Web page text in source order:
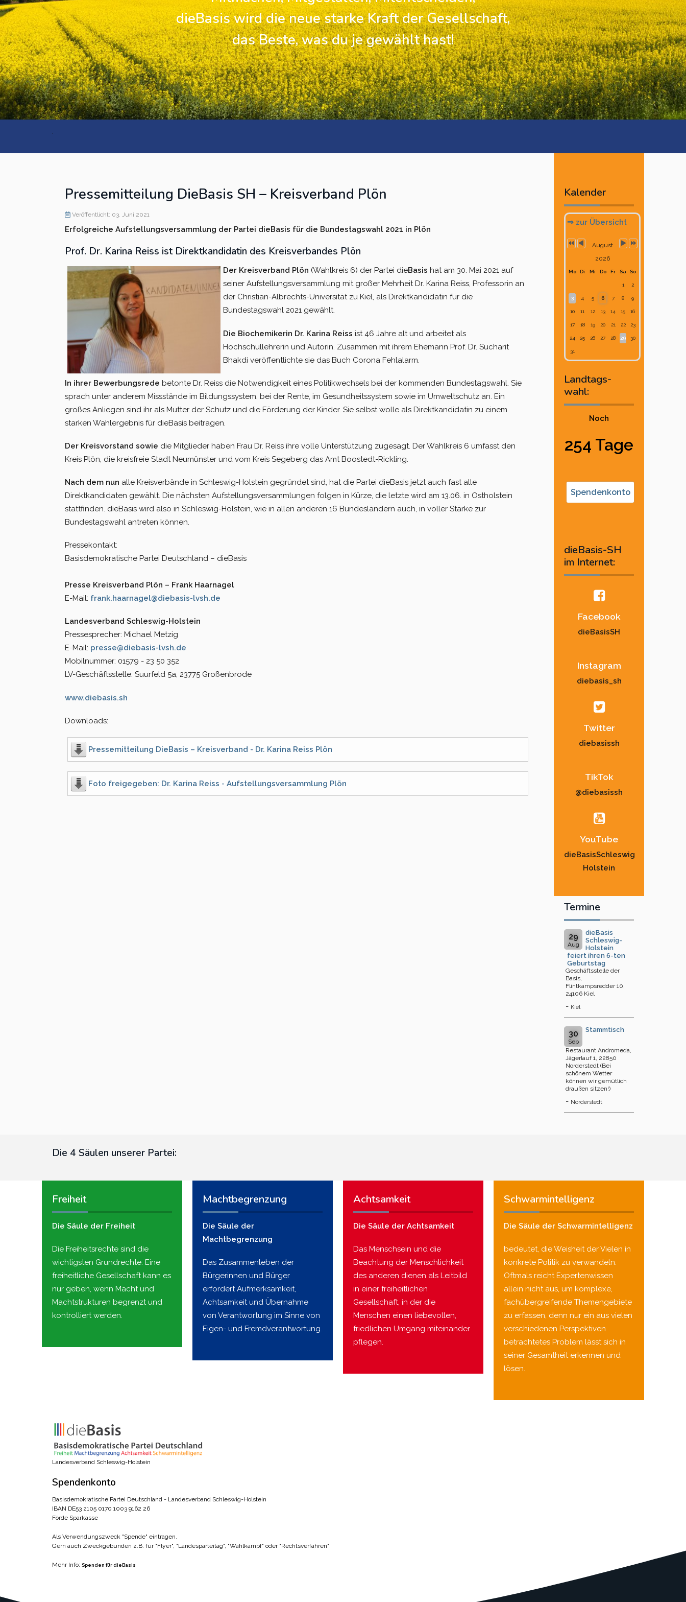
dieBasis wird die neue starke Kraft der Gesellschaft,
das Beste, was du je gewählt hast!
.
Kalender
⇒ zur Übersicht
August
2026
Mo Di Mi Do Fr Sa So
1 2
3 4 5 6 7 8 9
10 11 12 13 14 15 16
17 18 19 20 21 22 23
24 25 26 27 28 29 30
31
Landtags-
wahl:
Noch
254 Tage
Spendenkonto
dieBasis-SH
im Internet:
Facebook
dieBasisSH
Instagram
diebasis_sh
Twitter
diebasissh
TikTok
@diebasissh
YouTube
dieBasisSchleswig
Holstein
Termine
29
Aug
dieBasis
Schleswig-
Holstein
feiert ihren 6-ten
Geburtstag
Geschäftsstelle der
Basis,
Flintkampsredder 10,
24106 Kiel
- Kiel
30
Sep
Stammtisch
Restaurant Andromeda,
Jägerlauf 1, 22850
Norderstedt (Bei
schönem Wetter
können wir gemütlich
draußen sitzen!)
- Norderstedt
Pressemitteilung DieBasis SH – Kreisverband Plön
Veröffentlicht: 03. Juni 2021
Erfolgreiche Aufstellungsversammlung der Partei dieBasis für die Bundestagswahl 2021 in Plön
Prof. Dr. Karina Reiss ist Direktkandidatin des Kreisverbandes Plön
Der Kreisverband Plön (Wahlkreis 6) der Partei dieBasis hat am 30. Mai 2021 auf
seiner Aufstellungsversammlung mit großer Mehrheit Dr. Karina Reiss, Professorin an
der Christian-Albrechts-Universität zu Kiel, als Direktkandidatin für die
Bundestagswahl 2021 gewählt.
Die Biochemikerin Dr. Karina Reiss ist 46 Jahre alt und arbeitet als
Hochschullehrerin und Autorin. Zusammen mit ihrem Ehemann Prof. Dr. Sucharit
Bhakdi veröffentlichte sie das Buch Corona Fehlalarm.
In ihrer Bewerbungsrede betonte Dr. Reiss die Notwendigkeit eines Politikwechsels bei der kommenden Bundestagswahl. Sie
sprach unter anderem Missstände im Bildungssystem, bei der Rente, im Gesundheitssystem sowie im Umweltschutz an. Ein
großes Anliegen sind ihr als Mutter der Schutz und die Förderung der Kinder. Sie selbst wolle als Direktkandidatin zu einem
starken Wahlergebnis für dieBasis beitragen.
Der Kreisvorstand sowie die Mitglieder haben Frau Dr. Reiss ihre volle Unterstützung zugesagt. Der Wahlkreis 6 umfasst den
Kreis Plön, die kreisfreie Stadt Neumünster und vom Kreis Segeberg das Amt Boostedt-Rickling.
Nach dem nun alle Kreisverbände in Schleswig-Holstein gegründet sind, hat die Partei dieBasis jetzt auch fast alle
Direktkandidaten gewählt. Die nächsten Aufstellungsversammlungen folgen in Kürze, die letzte wird am 13.06. in Ostholstein
stattfinden. dieBasis wird also in Schleswig-Holstein, wie in allen anderen 16 Bundesländern auch, in voller Stärke zur
Bundestagswahl antreten können.
Pressekontakt:
Basisdemokratische Partei Deutschland – dieBasis
Presse Kreisverband Plön – Frank Haarnagel
E-Mail: frank.haarnagel@diebasis-lvsh.de
Landesverband Schleswig-Holstein
Pressesprecher: Michael Metzig
E-Mail: presse@diebasis-lvsh.de
Mobilnummer: 01579 - 23 50 352
LV-Geschäftsstelle: Suurfeld 5a, 23775 Großenbrode
www.diebasis.sh
Downloads:
Pressemitteilung DieBasis – Kreisverband - Dr. Karina Reiss Plön
Foto freigegeben: Dr. Karina Reiss - Aufstellungsversammlung Plön
Die 4 Säulen unserer Partei:
Freiheit
Die Säule der Freiheit
Die Freiheitsrechte sind die
wichtigsten Grundrechte. Eine
freiheitliche Gesellschaft kann es
nur geben, wenn Macht und
Machtstrukturen begrenzt und
kontrolliert werden.
Machtbegrenzung
Die Säule der
Machtbegrenzung
Das Zusammenleben der
Bürgerinnen und Bürger
erfordert Aufmerksamkeit,
Achtsamkeit und Übernahme
von Verantwortung im Sinne von
Eigen- und Fremdverantwortung.
Achtsamkeit
Die Säule der Achtsamkeit
Das Menschsein und die
Beachtung der Menschlichkeit
des anderen dienen als Leitbild
in einer freiheitlichen
Gesellschaft, in der die
Menschen einen liebevollen,
friedlichen Umgang miteinander
pflegen.
Schwarmintelligenz
Die Säule der Schwarmintelligenz
bedeutet, die Weisheit der Vielen in
konkrete Politik zu verwandeln.
Oftmals reicht Expertenwissen
allein nicht aus, um komplexe,
fachübergreifende Themengebiete
zu erfassen, denn nur ein aus vielen
verschiedenen Perspektiven
betrachtetes Problem lässt sich in
seiner Gesamtheit erkennen und
lösen.
Landesverband Schleswig-Holstein
Spendenkonto
Basisdemokratische Partei Deutschland - Landesverband Schleswig-Holstein
IBAN DE53 2105 0170 1003 9162 26
Förde Sparkasse
Als Verwendungszweck "Spende" eintragen.
Gern auch Zweckgebunden z.B. für "Flyer", "Landesparteitag", "Wahlkampf" oder "Rechtsverfahren"
Mehr Info: Spenden für dieBasis
Kreisverband Ostholstein
Kreisverband Pinneberg
Kreisverband Plön
Kreisverband Schleswig-
Flensburg
Kreisverband Segeberg